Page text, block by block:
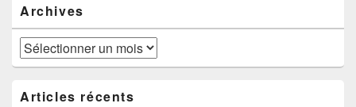
Archives
Archives
Articles récents